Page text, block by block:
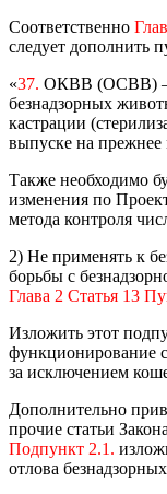
Соответственно
следует дополнить
«37. ОКВВ (ОСВВ) –
безнадзорных
кастрации
выпуске на прежнее
Также необходимо
изменения по
метода контроля
2) Не применять к
борьбы с
Глава 2 Статья 13
Изложить этот
функционирование
за исключением
Дополнительно
прочие статьи
Подпункт 2.1.
отлова